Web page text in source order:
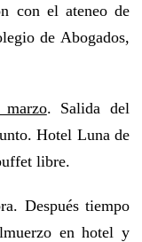
con el ateneo de
de Abogados,
. Salida del
Hotel Luna de
libre.
Después tiempo
en hotel y